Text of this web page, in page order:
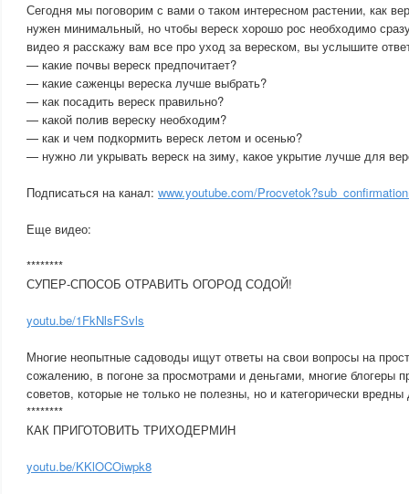
Сегодня мы поговорим с вами о таком интересном растении, как
нужен минимальный, но чтобы вереск хорошо рос необходимо
видео я расскажу вам все про уход за вереском, вы услышите
— какие почвы вереск предпочитает?
— какие саженцы вереска лучше выбрать?
— как посадить вереск правильно?
— какой полив вереску необходим?
— как и чем подкормить вереск летом и осенью?
— нужно ли укрывать вереск на зиму, какое укрытие лучше для
Подписаться на канал: www.youtube.com/
Еще видео:
********
СУПЕР-СПОСОБ ОТРАВИТЬ ОГОРОД СОДОЙ!
youtu.be/1FkNlsFSvls
Многие неопытные садоводы ищут ответы на свои вопросы на
сожалению, в погоне за просмотрами и деньгами, многие блогеры
советов, которые не только не полезны, но и категорически
********
КАК ПРИГОТОВИТЬ ТРИХОДЕРМИН
youtu.be/KKlOCOiwpk8